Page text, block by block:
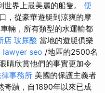
界上最美麗的船隻。 便
，從豪華遊艇到涼爽的摩
輛，所有類型的水運輸都
店 玻尿酸 當地的遊艇俱樂
lawyer seo /地區的2500名
睛欣賞他們的事實更加令
事務所 美國的保護主義者
奇蹟，自1890年以來已成